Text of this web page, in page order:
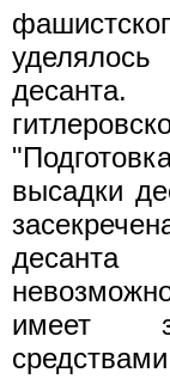
уделялось
высадки
имеет